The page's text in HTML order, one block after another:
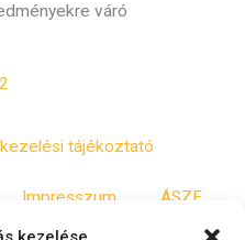
váró
tájékoztató
Impresszum ÁSZF